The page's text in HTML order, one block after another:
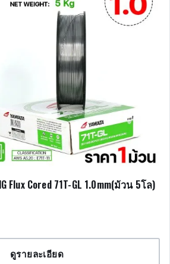
Flux Cored 71T-GL 1.0mm(ม้วน 5โล)
ดูรายละเอียด